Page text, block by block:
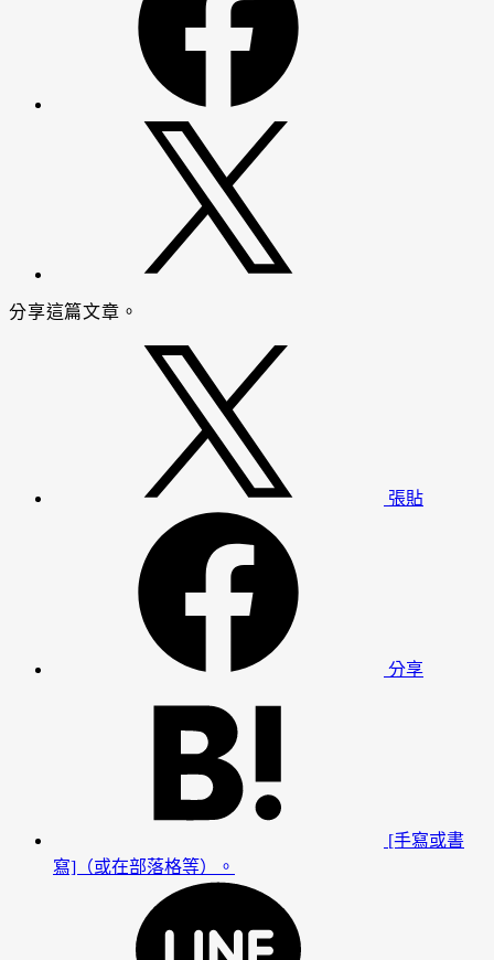
分享這篇文章。
張貼
分享
[手寫或書
寫]（或在部落格等）。